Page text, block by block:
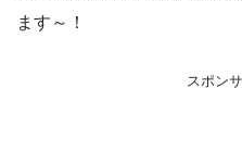
ます～！
スポン